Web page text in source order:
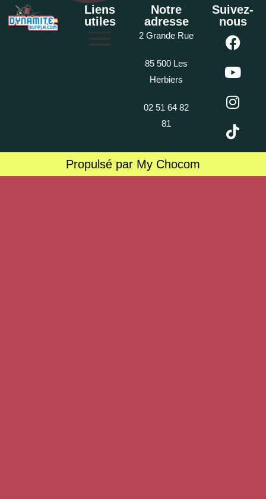
Liens
utiles
Notre
adresse
2 Grande Rue
85 500 Les
Herbiers
02 51 64 82
81
Suivez-
nous
Propulsé par My Chocom